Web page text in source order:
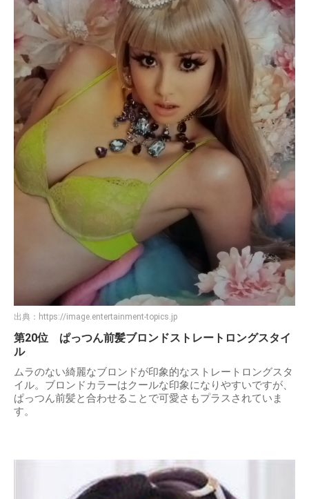
出典： https://image.entertainment-topics.jp
第20位 ぱっつん前髪ブロンドストレートロングスタイ
ル
ムラのない綺麗なブロンドが印象的なストレートロングスタ
イル。ブロンドカラーはクールな印象になりやすいですが、
ぱっつん前髪と合わせることで可愛さもプラスされていま
す。